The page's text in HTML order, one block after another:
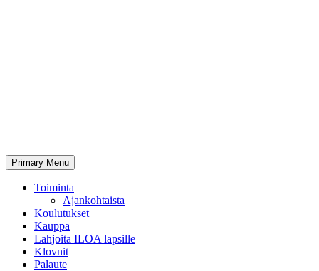
Primary Menu
Toiminta
Ajankohtaista
Koulutukset
Kauppa
Lahjoita ILOA lapsille
Klovnit
Palaute